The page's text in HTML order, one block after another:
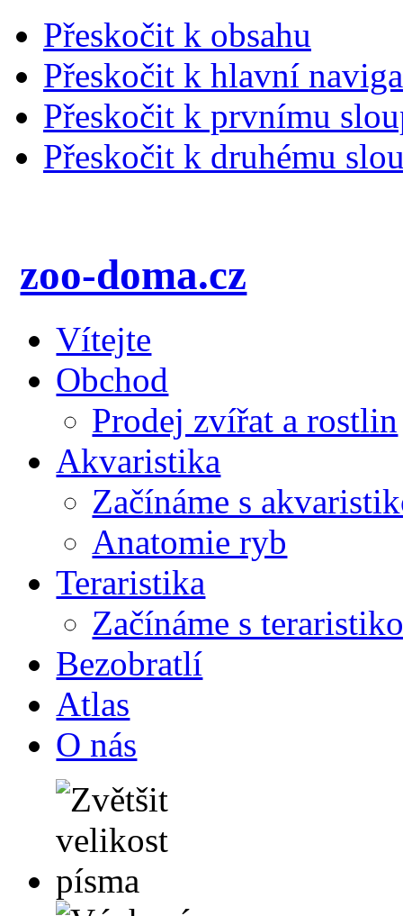
Přeskočit k obsahu
Přeskočit k hlavní
Přeskočit k prvnímu
Přeskočit k druhému
zoo-doma.cz
Vítejte
Obchod
Prodej zvířat a rostlin
Akvaristika
Začínáme s
Anatomie ryb
Teraristika
Začínáme s
Bezobratlí
Atlas
O nás